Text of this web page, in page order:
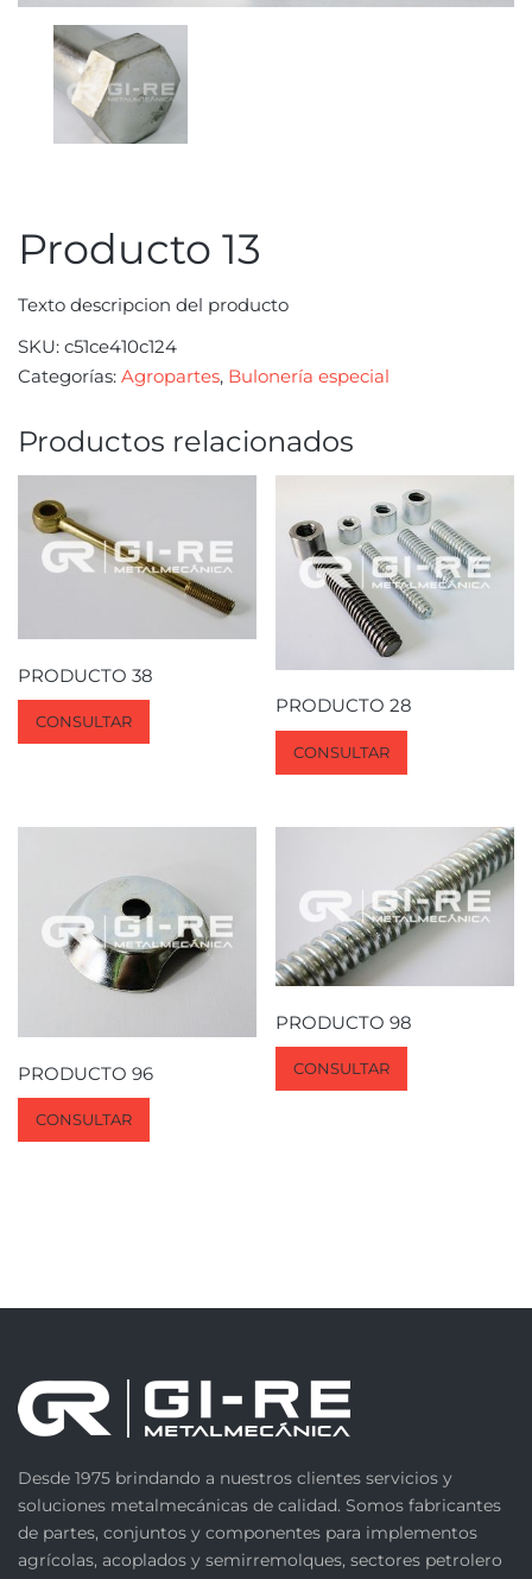
Producto 13
Texto descripcion del producto
SKU: c51ce410c124
Categorías: Agropartes, Bulonería especial
Productos relacionados
PRODUCTO 38
CONSULTAR
PRODUCTO 28
CONSULTAR
PRODUCTO 96
CONSULTAR
PRODUCTO 98
CONSULTAR
Desde 1975 brindando a nuestros clientes servicios y
soluciones metalmecánicas de calidad. Somos fabricantes
de partes, conjuntos y componentes para implementos
agrícolas, acoplados y semirremolques, sectores petrolero